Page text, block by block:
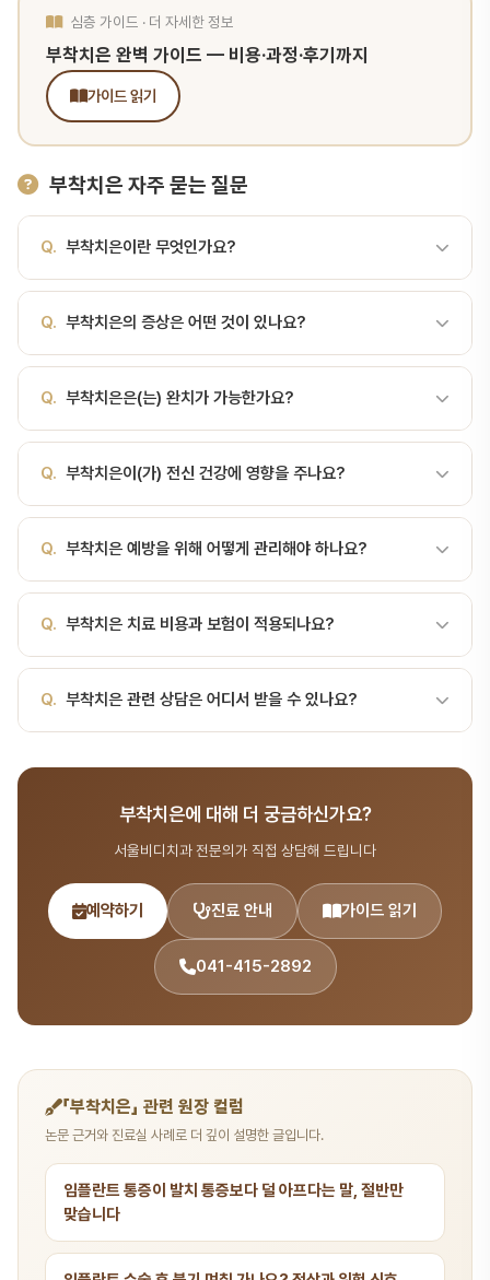
심층 가이드 · 더 자세한 정보
부착치은 완벽 가이드 — 비용·과정·후기까지
가이드 읽기
부착치은 자주 묻는 질문
Q. 부착치은이란 무엇인가요?
붙어 움직이지 않는 부분입니다. 부착치은(Attached Gingiva)은
치아 옆 잇몸 중 뼈에 단단히 붙어 움직이지 않는 부분입니다. 색이 진
한 분홍색이며 표면이 "오렌지 껍질"처럼 점점이 보이는 것이 특징입
잇몸의 3가지 부분구분위치특징치은연(margin)치아 둘레 1~2mm치
아를 감싸는 가장자리부착치은치아 옆~점막 경계단단, 움직이지 않
항: 음식·칫솔 자극 차단심미적 잇몸 라인 유지임플란트 주변 안정성
확보부착치은의 필요 폭대상최소 폭건강한 자연치1mm 이상 권장보
2mm 이…
Q. 부착치은의 증상은 어떤 것이 있나요?
붙어 움직이지 않는 부분입니다. 치주 질환의 대표 증상은 잇몸 출혈,
붓기, 시림, 구취, 치아 흔들림 등입니다. 초기에는 증상이 경미하여
놓치기 쉬우므로 정기 검진이 중요합니다.
Q. 부착치은은(는) 완치가 가능한가요?
합니다. 진행된 치주염은 완전 회복이 어렵지만, 적극적인 치료로 진
행을 멈추고 유지할 수 있습니다.
Q. 부착치은이(가) 전신 건강에 영향을 주나요?
관련이 있습니다. 구강 건강이 전신 건강의 시작입니다. 서울비디치과
에서는 통합적 관점의 치주 관리를 제공합니다.
Q. 부착치은 예방을 위해 어떻게 관리해야 하나요?
정기 스케일링이 치주 질환 예방의 핵심입니다. 서울비디치과에서 맞
춤 구강 관리 교육을 받아보세요.
Q. 부착치은 치료 비용과 보험이 적용되나요?
적용이 가능합니다. 서울비디치과 상담(041-415-2892)을 통해 정
확한 비용을 확인하세요.
Q. 부착치은 관련 상담은 어디서 받을 수 있나요?
041-415-2892 또는 온라인 예약(bdbddc.com/reservation)
으로 상담을 받으실 수 있습니다.
부착치은에 대해 더 궁금하신가요?
서울비디치과 전문의가 직접 상담해 드립니다
예약하기 진료 안내 가이드 읽기
041-415-2892
「부착치은」 관련 원장 컬럼
논문 근거와 진료실 사례로 더 깊이 설명한 글입니다.
임플란트 통증이 발치 통증보다 덜 아프다는 말, 절반만
맞습니다